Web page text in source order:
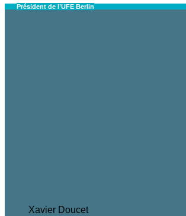
Président de l’UFE Berlin
Xavier Doucet